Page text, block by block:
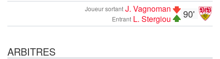
90'
Joueur sortant J. Vagnoman
Entrant L. Stergiou
ARBITRES